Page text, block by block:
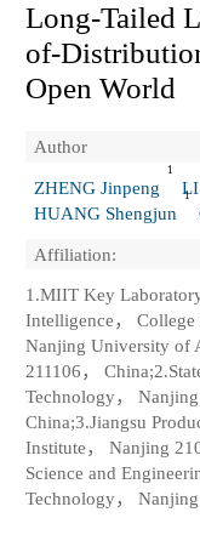
Long-Tailed
of-
Open World
Author
ZHENG Jinpeng
1
LI
HUANG Shengjun
1
Affiliation:
1.MIIT Key
Intelligence， College
Nanjing University of
211106，
Technology，
China;3.Jiangsu
Institute， Nanjing
Science and
Technology，